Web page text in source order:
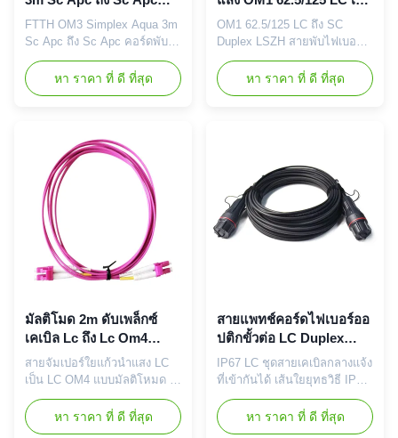
คอร์ดพับ
FTTH OM3 Simplex Aqua 3m
Sc Apc ถึง Sc Apc คอร์ดพับ 1.
ลักษณะ 1. การสูญเสียผล
ตอบแทนสูง 2การสูญเสียการใส่
ที่ต่ํา 3สายพับผ่าน
ไฟเบอร์ออปติก Ferrule สายพับ
ทั่วไป 2การใช้งาน 1) ห้อง
สื่อสาร 2).FTTH(ไฟเบอร์ไปยัง
บ้าน) 3).LAN(เครือข่ายท้องถิ่น)
4).FOS(เซ็น...
หา ราคา ที่ ดี ที่สุด
SC แบบดูเพล็กซ์ LSZH
OM1 62.5/125 LC ถึง SC
Duplex LSZH สายพับไฟเบอร์
ออปติก คําอธิบาย: ไฟเบอร์ออ
ปติก แพทช์คอร์ด เป็นสายที่
สําคัญของเครือข่ายออปติก มี
สะสมความยาวและเครื่องเชื่อม
ที่ครบถ้วนเพื่อตอบสนองความ
ต้อ...
หา ราคา ที่ ดี ที่สุด
มัลติโมด 2m ดับเพล็กซ์
เคเบิล Lc ถึง Lc Om4
ไฟเบอร์ออปติกจัมเปอร์
สายจัมเปอร์ใยแก้วนำแสง LC
เป็น LC OM4 แบบมัลติโหมด 2
เมตร คำอธิบาย: สายแพทช์
คอร์ดใยแก้วนำแสงเป็นส่วน
สำคัญของเครือข่ายออปติคัล มี
หา ราคา ที่ ดี ที่สุด
สายแพทช์คอร์ดไฟเบอร์ออ
ปติกขั้วต่อ LC Duplex
ODVA IP67
IP67 LC ชุดสายเคเบิลกลางแจ้ง
ที่เข้ากันได้ เส้นใยยุทธวิธี IP68
กันน้ำกลางแจ้ง สายเคเบิล
MPO Breakout ซึ่งเป็นทางเลือก
ที่ประหยัดต้นทุนในการเลิกจ้าง
หา ราคา ที่ ดี ที่สุด